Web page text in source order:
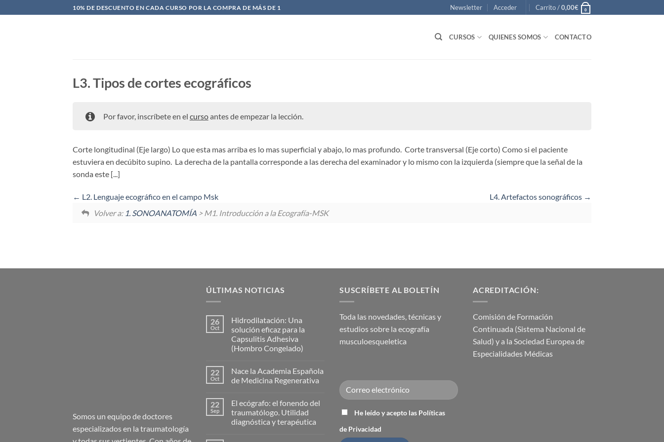
al
10% DE DESCUENTO EN CADA CURSO POR LA COMPRA DE MÁS DE 1 Newsletter Acceder Carrito /0,00€ 0
CURSOS QUIENES SOMOS CONTACTO
L3. Tipos de cortes ecográficos
Por favor, inscríbete en el cursoantes de empezar la lección.
Corte longitudinal (Eje largo) Lo que esta mas arriba es lo mas superficial y abajo, lo mas profundo. Corte transversal (Eje corto) Como si el paciente
estuviera en decúbito supino. La derecha de la pantalla corresponde a las derecha del examinador y lo mismo con la izquierda (siempre que la señal de la
sonda este [...]
L2. Lenguaje ecográfico en el campo Msk
L4. Artefactos sonográficos
Volver a: 1. SONOANATOMÍA> M1. Introducción a la Ecografía-MSK
Somos un equipo de doctores
especializados en la traumatología
ÚLTIMAS NOTICIAS
26
Oct
Hidrodilatación: Una
solución eficaz para la
Capsulitis Adhesiva
(Hombro Congelado)
comentarios
en
Hidrodilatación:
eficaz
para
la
Capsulitis
22
Oct
Nace la Academia Española
de Medicina Regenerativa
comentarios
en
Nace
la
22
Sep
El ecógrafo: el fonendo del
traumatólogo. Utilidad
diagnóstica y terapéutica
SUSCRÍBETE AL BOLETÍN
Toda las novedades, técnicas y
estudios sobre la ecografía
musculoesqueletica
He leído y acepto las Políticas
de Privacidad
ACREDITACIÓN:
Comisión de Formación
Continuada (Sistema Nacional de
Salud) y a la Sociedad Europea de
Especialidades Médicas